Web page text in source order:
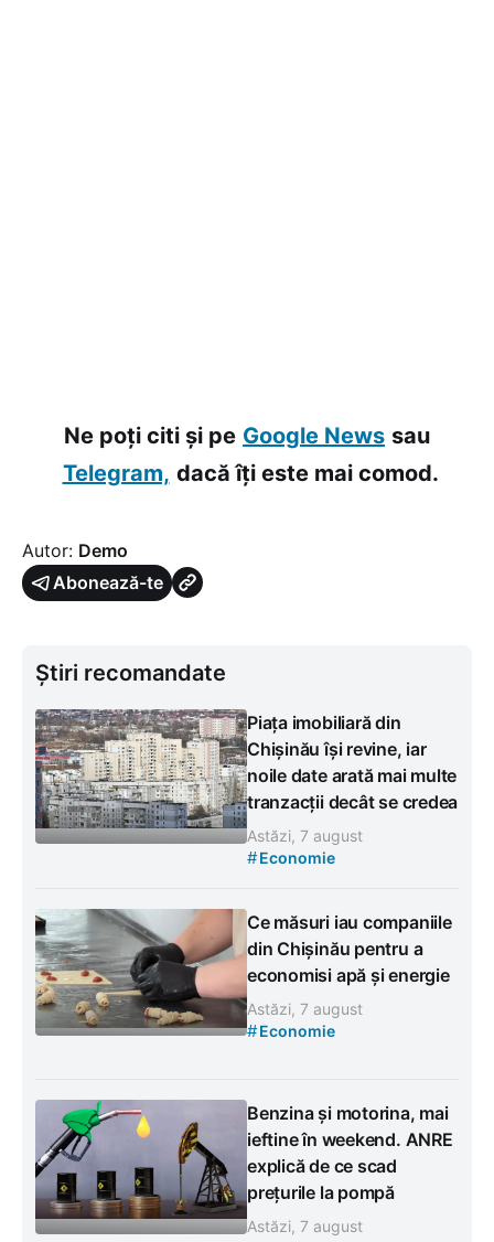
Ne poți citi și pe Google News sau
Telegram, dacă îți este mai comod.
Autor: Demo
Abonează-te
Știri recomandate
Piața imobiliară din
Chișinău își revine, iar
noile date arată mai multe
tranzacții decât se credea
Astăzi, 7 august
#Economie
Ce măsuri iau companiile
din Chișinău pentru a
economisi apă și energie
Astăzi, 7 august
#Economie
Benzina și motorina, mai
ieftine în weekend. ANRE
explică de ce scad
prețurile la pompă
Astăzi, 7 august